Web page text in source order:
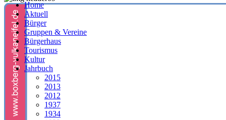
Home
Aktuell
Bürger
Gruppen & Vereine
Bürgerhaus
Tourismus
Kultur
Jahrbuch
2015
2013
2012
1937
1934